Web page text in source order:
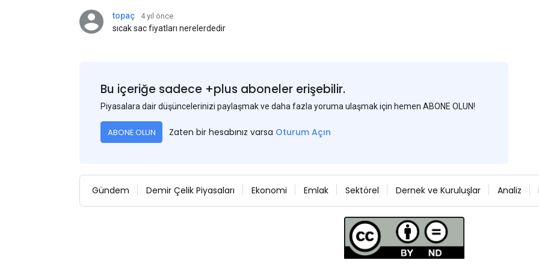
topaç 4 yıl önce
sıcak sac fiyatları nerelerdedir
Bu içeriğe sadece +plus aboneler erişebilir.
Piyasalara dair düşüncelerinizi paylaşmak ve daha fazla yoruma ulaşmak için hemen ABONE OLUN!
ABONE OLUN Zaten bir hesabınız varsa Oturum Açın
Gündem Demir Çelik Piyasaları Ekonomi Emlak Sektörel Dernek ve Kuruluşlar Analiz